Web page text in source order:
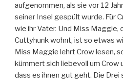
aufgenommen, als sie vor 12
seiner Insel gespült wurde. Für
wie ihr Vater. Und Miss Maggie,
Cuttyhunk wohnt, ist so etwas
Miss Maggie lehrt Crow lesen,
kümmert sich liebevoll um Crow
dass es ihnen gut geht. Die Drei